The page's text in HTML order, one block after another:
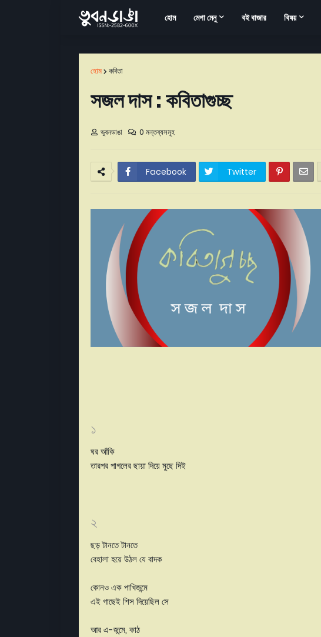
হোম মেগা মেনু বই বাজার বিষয়
হোম কবিতা
সজল দাস : কবিতাগুচ্ছ
ভুবনডাঙা 0 মন্তব্যসমূহ
Facebook Twitter
১
ঘর আঁকি
তারপর পাগলের ছায়া দিয়ে মুছে দিই
২
ছড় টানতে টানতে
বেহালা হয়ে উঠল যে বাদক
কোনও এক পাখিজন্মে
এই গাছেই শিস দিয়েছিল সে
আর এ-জন্মে, কাঠ